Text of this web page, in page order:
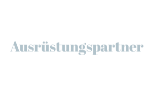
Ausrüstungspartner